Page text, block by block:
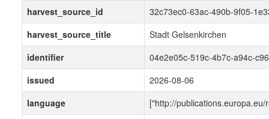
harvest_source_id
32c73ec0-63ac-490b-9f05-
harvest_source_title
Stadt Gelsenkirchen
identifier
04e2e05c-519c-4b7c-a94c-
issued
2026-08-06
language
["http://